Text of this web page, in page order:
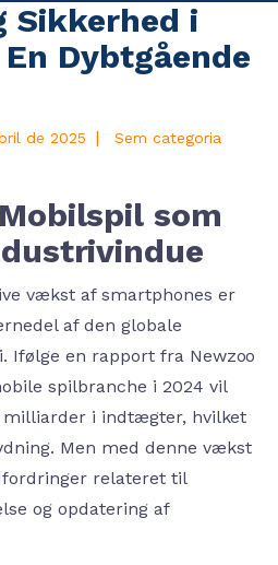
Sikkerhed i
Dybtgående
de 2025 | Sem categoria
som
vækst af smartphones er
af den globale
Ifølge en rapport fra Newzoo
spilbranche i 2024 vil
milliarder i indtægter, hvilket
Men med denne vækst
relateret til
og opdatering af